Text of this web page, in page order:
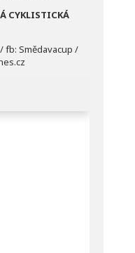
CYKLISTICKÁ
/ fb: Smědavacup /